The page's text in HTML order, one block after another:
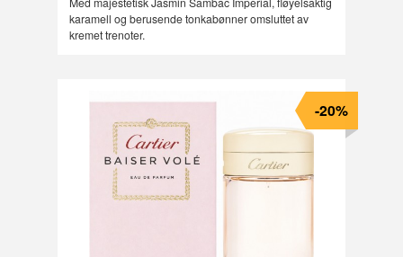
karamell og berusende tonkabønner omsluttet av
kremet trenoter.
-20%